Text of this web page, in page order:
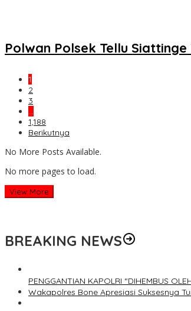
Polwan Polsek Tellu
1
2
3
…
1,188
Berikutnya
No More Posts Available.
No more pages to load.
View More
BREAKING NEWS
PENGGANTIAN KAPOLRI “DIHEMBUS
Wakapolres Bone Apresiasi Suksesnya